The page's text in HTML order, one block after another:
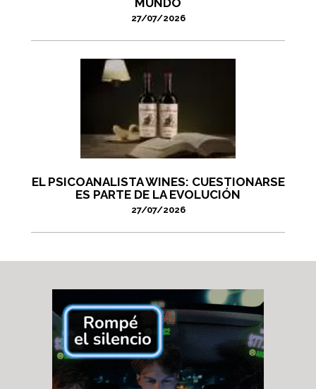
27/07/2026
EL PSICOANALISTA WINES: CUESTIONARSE
ES PARTE DE LA EVOLUCIÓN
27/07/2026